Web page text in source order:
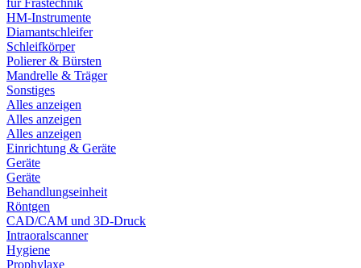
für Frästechnik
HM-Instrumente
Diamantschleifer
Schleifkörper
Polierer & Bürsten
Mandrelle & Träger
Sonstiges
Alles anzeigen
Alles anzeigen
Alles anzeigen
Einrichtung & Geräte
Geräte
Geräte
Behandlungseinheit
Röntgen
CAD/CAM und 3D-Druck
Intraoralscanner
Hygiene
Prophylaxe